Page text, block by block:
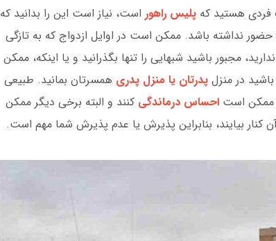
فردی هستید که پلیس راهور است، نیاز است این را بدانید که
نداشته باشد. ممکن است در اوایل ازدواج که به تازگی
مجبور باشید شبهایی را تنها بگذرانید و یا اینکه، ممکن
در منزل پدرتان یا منزل پدری همسرتان بمانید. طبیعی
ممکن است احساس درماندگی کنند و البته برخی دیگر ممکن
کنار بیایند، بنابراین پذیرش یا عدم پذیرش شما مهم است.